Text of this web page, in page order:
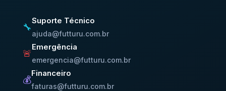
🔧
Suporte Técnico
ajuda@futturu.com.br
🚨
Emergência
emergencia@futturu.com.br
💰
Financeiro
faturas@futturu.com.br